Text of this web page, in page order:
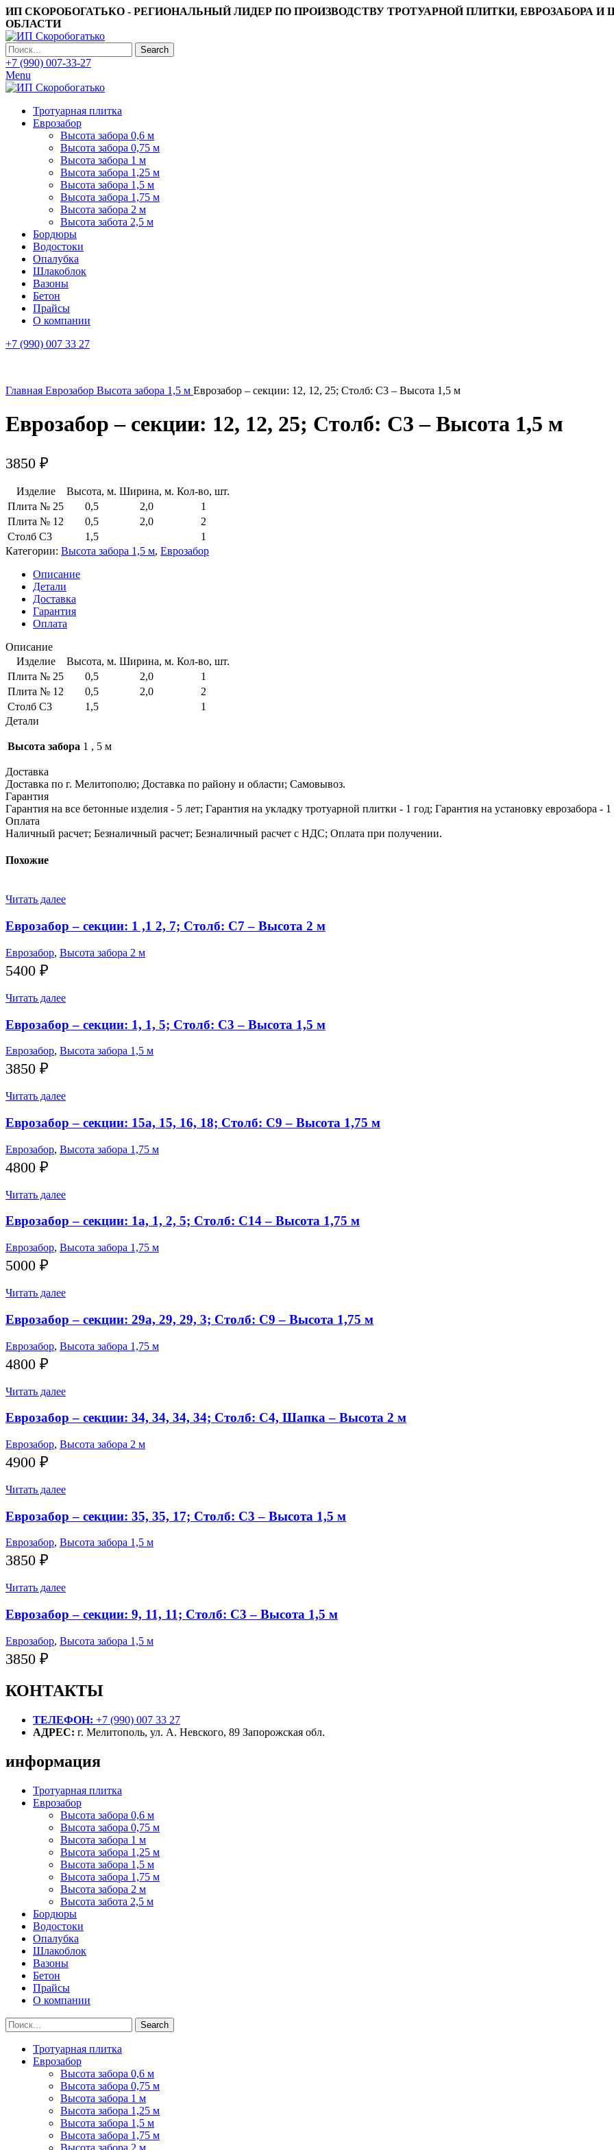
ИП СКОРОБОГАТЬКО - РЕГИОНАЛЬНЫЙ ЛИДЕР ПО ПРОИЗВОДСТВУ ТРОТУАРНОЙ ПЛИТКИ, ЕВРОЗАБОРА
ОБЛАСТИ
Search
+7 (990) 007-33-27
Menu
Тротуарная плитка
Еврозабор
Высота забора 0,6 м
Высота забора 0,75 м
Высота забора 1 м
Высота забора 1,25 м
Высота забора 1,5 м
Высота забора 1,75 м
Высота забора 2 м
Высота забота 2,5 м
Бордюры
Водостоки
Опалубка
Шлакоблок
Вазоны
Бетон
Прайсы
О компании
+7 (990) 007 33 27
Главная Еврозабор Высота забора 1,5 м Еврозабор – секции: 12, 12, 25; Столб: С3 – Высота 1,5 м
Еврозабор – секции: 12, 12, 25; Столб: С3 – Высота 1,5 м
3850 ₽
Изделие Высота, м. Ширина, м. Кол-во, шт.
Плита № 25
0,5 2,0
1
Плита № 12
0,5 2,0
2
Столб С3
1,5
1
Категории: Высота забора 1,5 м, Еврозабор
Описание
Детали
Доставка
Гарантия
Оплата
Описание
Изделие
Высота, м. Ширина, м. Кол-во, шт.
Плита № 25
0,5 2,0
1
Плита № 12
0,5 2,0
2
Столб С3
1,5
1
Детали
Высота забора 1 , 5 м
Доставка
Доставка по г. Мелитополю; Доставка по району и области; Самовывоз.
Гарантия
Гарантия на все бетонные изделия - 5 лет; Гарантия на укладку тротуарной плитки - 1 год; Гарантия на установку еврозабора - 1
Оплата
Наличный расчет; Безналичный расчет; Безналичный расчет с НДС; Оплата при получении.
Похожие
Читать далее
Еврозабор – секции: 1 ,1 2, 7; Столб: С7 – Высота 2 м
Еврозабор, Высота забора 2 м
5400 ₽
Читать далее
Еврозабор – секции: 1, 1, 5; Столб: С3 – Высота 1,5 м
Еврозабор, Высота забора 1,5 м
3850 ₽
Читать далее
Еврозабор – секции: 15а, 15, 16, 18; Столб: С9 – Высота 1,75 м
Еврозабор, Высота забора 1,75 м
4800 ₽
Читать далее
Еврозабор – секции: 1а, 1, 2, 5; Столб: С14 – Высота 1,75 м
Еврозабор, Высота забора 1,75 м
5000 ₽
Читать далее
Еврозабор – секции: 29а, 29, 29, 3; Столб: С9 – Высота 1,75 м
Еврозабор, Высота забора 1,75 м
4800 ₽
Читать далее
Еврозабор – секции: 34, 34, 34, 34; Столб: С4, Шапка – Высота 2 м
Еврозабор, Высота забора 2 м
4900 ₽
Читать далее
Еврозабор – секции: 35, 35, 17; Столб: С3 – Высота 1,5 м
Еврозабор, Высота забора 1,5 м
3850 ₽
Читать далее
Еврозабор – секции: 9, 11, 11; Столб: С3 – Высота 1,5 м
Еврозабор, Высота забора 1,5 м
3850 ₽
КОНТАКТЫ
ТЕЛЕФОН: +7 (990) 007 33 27
АДРЕС: г. Мелитополь, ул. А. Невского, 89 Запорожская обл.
информация
Тротуарная плитка
Еврозабор
Высота забора 0,6 м
Высота забора 0,75 м
Высота забора 1 м
Высота забора 1,25 м
Высота забора 1,5 м
Высота забора 1,75 м
Высота забора 2 м
Высота забота 2,5 м
Бордюры
Водостоки
Опалубка
Шлакоблок
Вазоны
Бетон
Прайсы
О компании
Search
Тротуарная плитка
Еврозабор
Высота забора 0,6 м
Высота забора 0,75 м
Высота забора 1 м
Высота забора 1,25 м
Высота забора 1,5 м
Высота забора 1,75 м
Высота забора 2 м